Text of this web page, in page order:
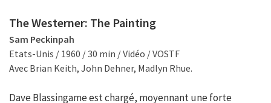
The Westerner: The Painting
Sam Peckinpah
Etats-Unis / 1960 / 30 min / Vidéo / VOSTF
Avec Brian Keith, John Dehner, Madlyn Rhue.
Dave Blassingame est chargé, moyennant une forte